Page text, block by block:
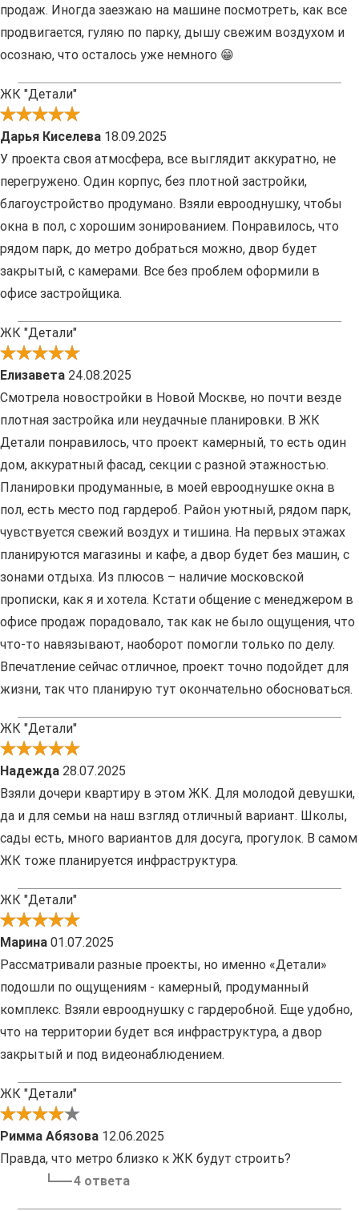
продаж. Иногда заезжаю на машине посмотреть, как все
продвигается, гуляю по парку, дышу свежим воздухом и
осознаю, что осталось уже немного 😁
ЖК "Детали"
Дарья Киселева 18.09.2025
У проекта своя атмосфера, все выглядит аккуратно, не
перегружено. Один корпус, без плотной застройки,
благоустройство продумано. Взяли еврооднушку, чтобы
окна в пол, с хорошим зонированием. Понравилось, что
рядом парк, до метро добраться можно, двор будет
закрытый, с камерами. Все без проблем оформили в
офисе застройщика.
ЖК "Детали"
Елизавета 24.08.2025
Смотрела новостройки в Новой Москве, но почти везде
плотная застройка или неудачные планировки. В ЖК
Детали понравилось, что проект камерный, то есть один
дом, аккуратный фасад, секции с разной этажностью.
Планировки продуманные, в моей еврооднушке окна в
пол, есть место под гардероб. Район уютный, рядом парк,
чувствуется свежий воздух и тишина. На первых этажах
планируются магазины и кафе, а двор будет без машин, с
зонами отдыха. Из плюсов – наличие московской
прописки, как я и хотела. Кстати общение с менеджером в
офисе продаж порадовало, так как не было ощущения, что
что-то навязывают, наоборот помогли только по делу.
Впечатление сейчас отличное, проект точно подойдет для
жизни, так что планирую тут окончательно обосноваться.
ЖК "Детали"
Надежда 28.07.2025
Взяли дочери квартиру в этом ЖК. Для молодой девушки,
да и для семьи на наш взгляд отличный вариант. Школы,
сады есть, много вариантов для досуга, прогулок. В самом
ЖК тоже планируется инфраструктура.
ЖК "Детали"
Марина 01.07.2025
Рассматривали разные проекты, но именно «Детали»
подошли по ощущениям - камерный, продуманный
комплекс. Взяли еврооднушку с гардеробной. Еще удобно,
что на территории будет вся инфраструктура, а двор
закрытый и под видеонаблюдением.
ЖК "Детали"
Римма Абязова 12.06.2025
Правда, что метро близко к ЖК будут строить?
4 ответа